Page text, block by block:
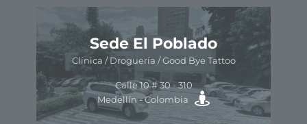
Sede El Poblado
Clínica / Droguería / Good Bye Tattoo
Calle 10 # 30 - 310
Medellín - Colombia